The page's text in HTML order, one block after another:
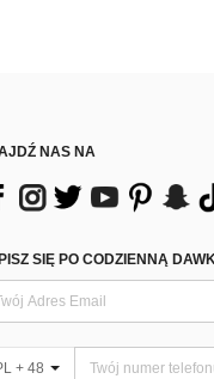
NAS NA
SIĘ PO CODZIENNĄ
+ 48